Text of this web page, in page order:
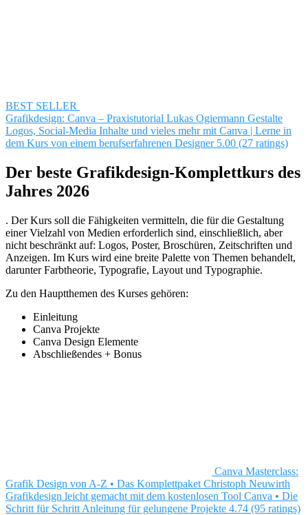
BEST SELLER
Grafikdesign: Canva – Praxistutorial Lukas Ogiermann Gestalte
Logos, Social-Media Inhalte und vieles mehr mit Canva | Lerne in
dem Kurs von einem berufserfahrenen Designer 5.00 (27 ratings)
Der beste Grafikdesign-Komplettkurs des
Jahres 2026
. Der Kurs soll die Fähigkeiten vermitteln, die für die Gestaltung
einer Vielzahl von Medien erforderlich sind, einschließlich, aber
nicht beschränkt auf: Logos, Poster, Broschüren, Zeitschriften und
Anzeigen. Im Kurs wird eine breite Palette von Themen behandelt,
darunter Farbtheorie, Typografie, Layout und Typographie.
Zu den Hauptthemen des Kurses gehören:
Einleitung
Canva Projekte
Canva Design Elemente
Abschließendes + Bonus
Canva Masterclass:
Grafik Design von A-Z • Das Komplettpaket Christoph Neuwirth
Grafikdesign leicht gemacht mit dem kostenlosen Tool Canva • Die
Schritt für Schritt Anleitung für gelungene Projekte 4.74 (95 ratings)